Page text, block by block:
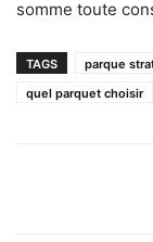
somme toute
TAGS parque
quel parquet choisir